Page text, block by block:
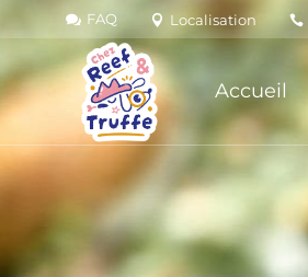
FAQ Localisation
Accueil